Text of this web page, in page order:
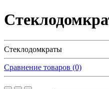
Стеклодомкраты
Сравнение товаров (0)